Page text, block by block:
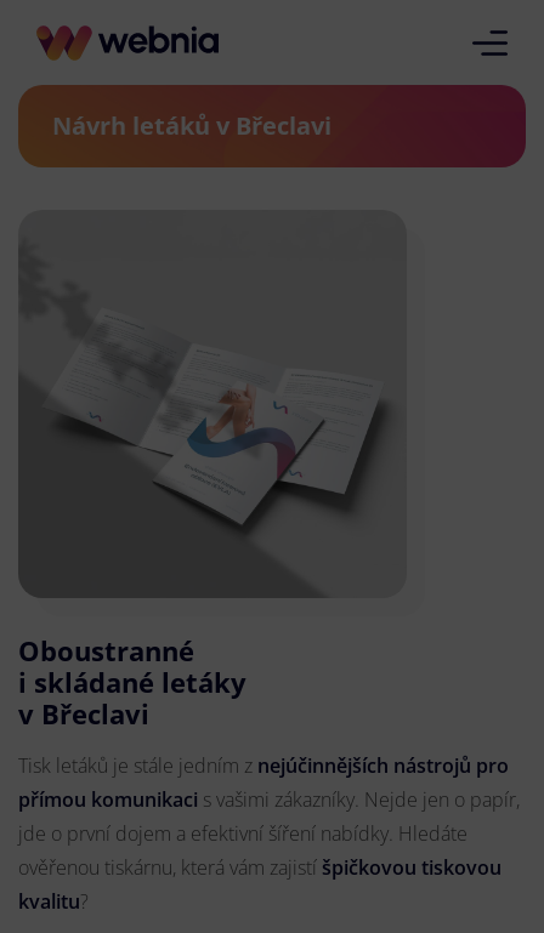
Návrh letáků v Břeclavi
Oboustranné
i skládané letáky
v Břeclavi
Tisk letáků je stále jedním z nejúčinnějších nástrojů pro
přímou komunikaci s vašimi zákazníky. Nejde jen o papír,
jde o první dojem a efektivní šíření nabídky. Hledáte
ověřenou tiskárnu, která vám zajistí špičkovou tiskovou
kvalitu?